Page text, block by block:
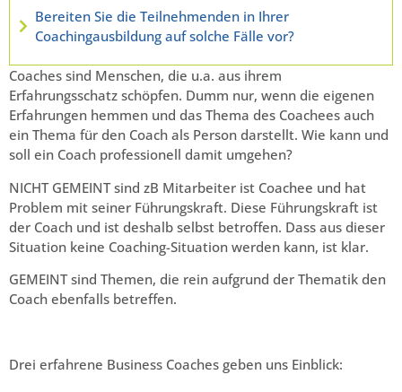
Bereiten Sie die Teilnehmenden in Ihrer
Coachingausbildung auf solche Fälle vor?
Coaches sind Menschen, die u.a. aus ihrem
Erfahrungsschatz schöpfen. Dumm nur, wenn die eigenen
Erfahrungen hemmen und das Thema des Coachees auch
ein Thema für den Coach als Person darstellt. Wie kann und
soll ein Coach professionell damit umgehen?
NICHT GEMEINT sind zB Mitarbeiter ist Coachee und hat
Problem mit seiner Führungskraft. Diese Führungskraft ist
der Coach und ist deshalb selbst betroffen. Dass aus dieser
Situation keine Coaching-Situation werden kann, ist klar.
GEMEINT sind Themen, die rein aufgrund der Thematik den
Coach ebenfalls betreffen.
Drei erfahrene Business Coaches geben uns Einblick: